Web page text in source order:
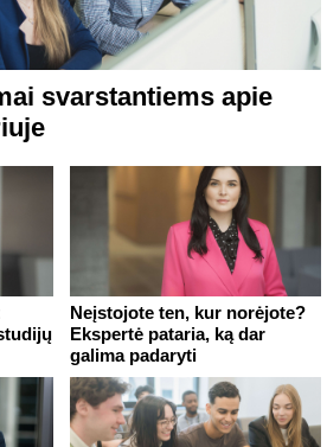
svarstantiems apie
Neįstojote ten, kur norėjote?
Ekspertė pataria, ką dar
galima padaryti